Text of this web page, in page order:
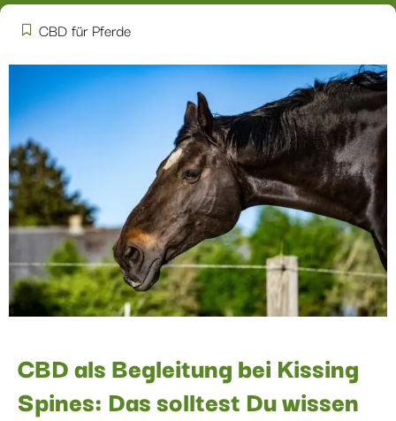
CBD für Pferde
CBD als Begleitung bei Kissing
Spines: Das solltest Du wissen